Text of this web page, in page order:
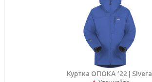
Куртка ОПОКА '22 | Sivera